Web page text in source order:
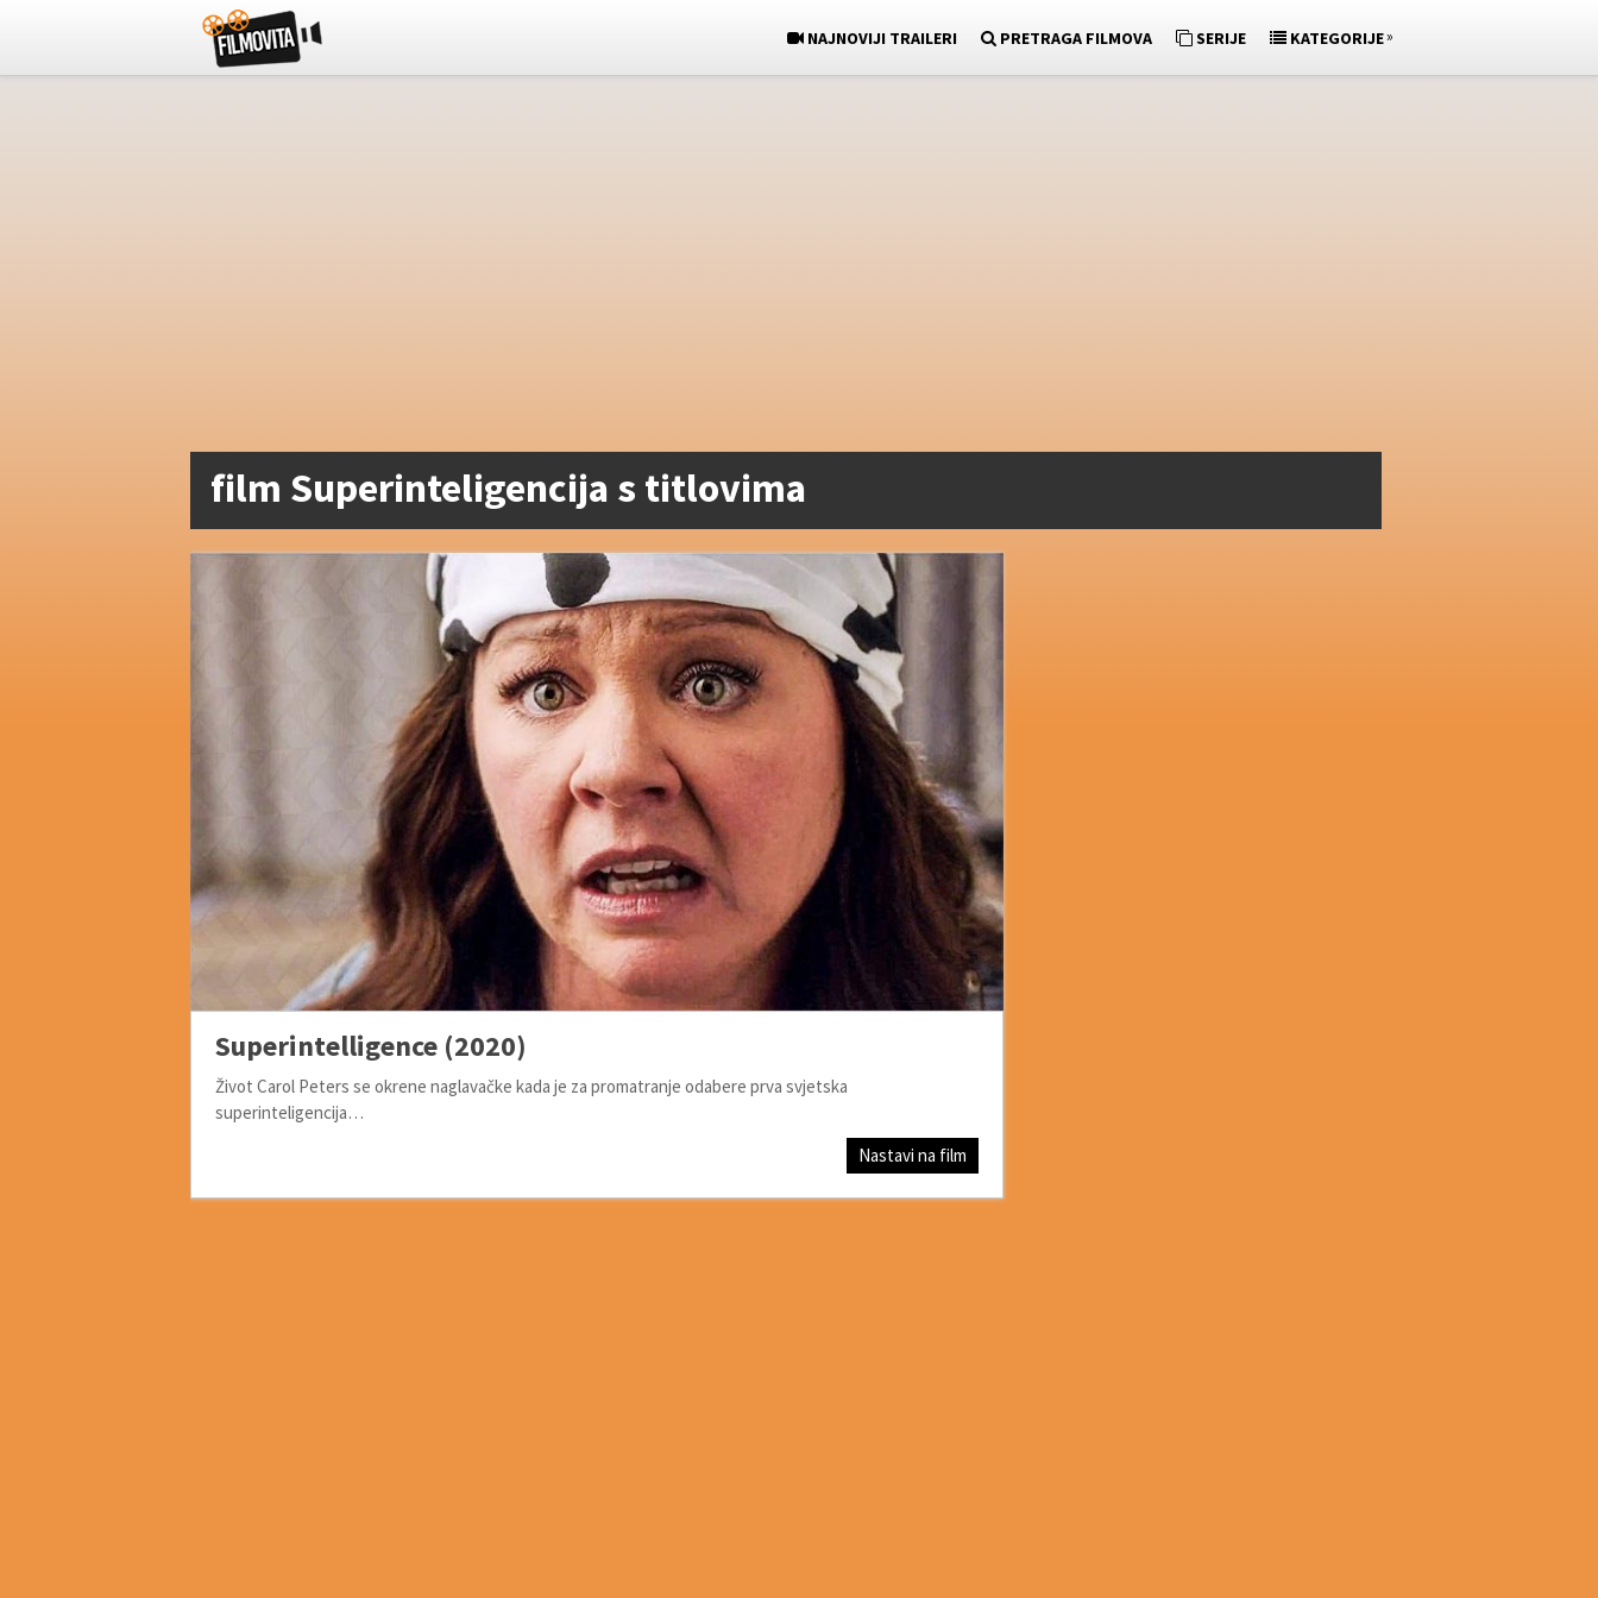
NAJNOVIJI TRAILERI PRETRAGA FILMOVA SERIJE KATEGORIJE»
film Superinteligencija s titlovima
Superintelligence (2020)
Život Carol Peters se okrene naglavačke kada je za promatranje odabere prva svjetska
superinteligencija…
Nastavi na film